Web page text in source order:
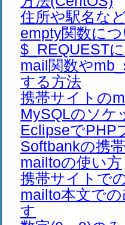
住所や駅名な
empty関数につ
$_REQUEST
mail関数や
する方法
携帯サイトの
MySQLのソケ
EclipseでPHP
Softbankの携
mailtoの使い方
携帯サイトで
mailto本文で
す